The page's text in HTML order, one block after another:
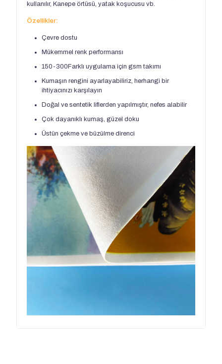
kullanılır, Kanepe örtüsü, yatak koşucusu vb.
Özellikler:
Çevre dostu
Mükemmel renk performansı
150-300Farklı uygulama için gsm takımı
Kumaşın rengini ayarlayabiliriz, herhangi bir
ihtiyacınızı karşılayın
Doğal ve sentetik liflerden yapılmıştır, nefes alabilir
Çok dayanıklı kumaş, güzel doku
Üstün çekme ve büzülme direnci